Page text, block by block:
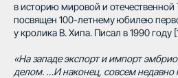
в историю мировой и
посвящен 100-летнему юбилею
у кролика В. Хипа. Писал в 1990 году
«На западе экспорт и импорт
делом. …И наконец, совсем